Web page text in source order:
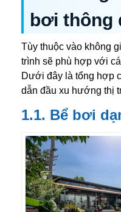
bơi thông
Tùy thuộc vào không
trình sẽ phù hợp với
Dưới đây là tổng hợp
dẫn đầu xu hướng thị
1.1. Bể bơi